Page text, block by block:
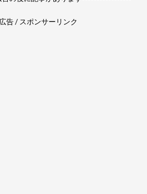
広告 / スポンサーリンク